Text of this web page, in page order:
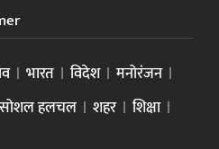
भारत विदेश
मनोरंजन
हलचल शहर
शिक्षा